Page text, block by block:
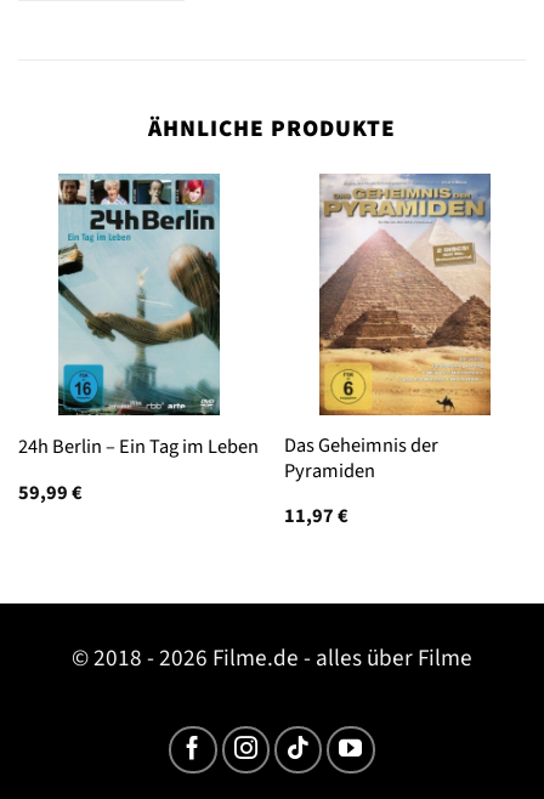
ÄHNLICHE PRODUKTE
24h Berlin – Ein Tag im Leben
59,99€
Das Geheimnis der
Pyramiden
11,97€
© 2018 - 2026 Filme.de - alles über Filme